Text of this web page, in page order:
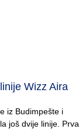
Wizz Aira
iz Budimpešte i
još dvije linije. Prva